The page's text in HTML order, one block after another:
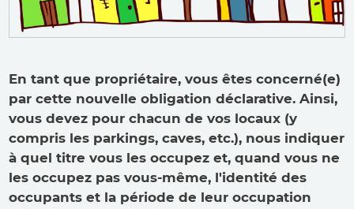
En tant que propriétaire, vous êtes concerné(e)
par cette nouvelle obligation déclarative. Ainsi,
vous devez pour chacun de vos locaux (y
compris les parkings, caves, etc.), nous indiquer
à quel titre vous les occupez et, quand vous ne
les occupez pas vous-même, l'identité des
occupants et la période de leur occupation